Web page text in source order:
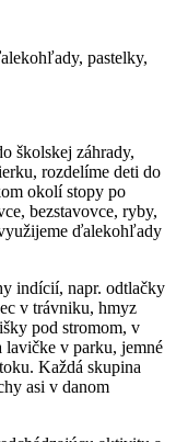
pastelky,
školskej záhrady,
rozdelíme deti do
okolí stopy po
bezstavovce, ryby,
ďalekohľady
indícií, napr. odtlačky
v trávniku, hmyz
pod stromom, v
lavičke v parku, jemné
Každá skupina
asi v danom